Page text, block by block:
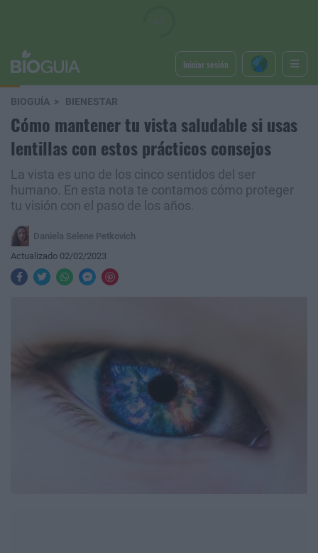
Iniciar sesión
BIOGUÍA BIENESTAR
Cómo mantener tu vista saludable si usas
lentillas con estos prácticos consejos
La vista es uno de los cinco sentidos del ser
humano. En esta nota te contamos cómo proteger
tu visión con el paso de los años.
Daniela Selene Petkovich
Actualizado 02/02/2023